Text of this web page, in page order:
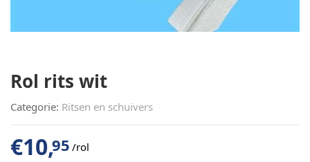
Rol rits wit
Categorie: Ritsen en schuivers
€10,95 /rol